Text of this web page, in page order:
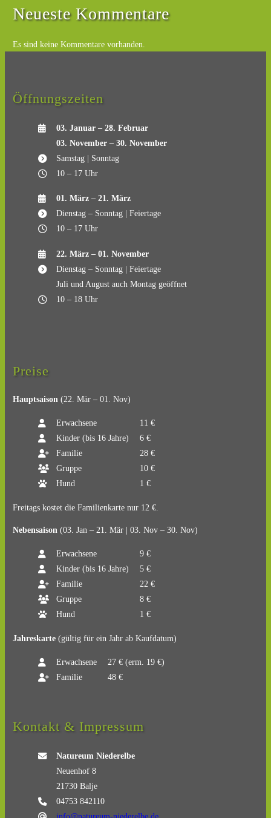
Neueste Kommentare
Es sind keine Kommentare vorhanden.
Öffnungszeiten
03. Januar – 28. Februar
03. November – 30. November
Samstag | Sonntag
10 – 17 Uhr
01. März – 21. März
Dienstag – Sonntag | Feiertage
10 – 17 Uhr
22. März – 01. November
Dienstag – Sonntag | Feiertage
Juli und August auch Montag geöffnet
10 – 18 Uhr
Preise
Hauptsaison(22. Mär – 01. Nov)
Erwachsene
11 €
Kinder (bis 16 Jahre)
6 €
Familie
28 €
Gruppe
10 €
Hund
1 €
Freitags kostet die Familienkarte nur 12 €.
Nebensaison(03. Jan – 21. Mär | 03. Nov – 30. Nov)
Erwachsene
9 €
Kinder (bis 16 Jahre)
5 €
Familie
22 €
Gruppe
8 €
Hund
1 €
Jahreskarte (gültig für ein Jahr ab Kaufdatum)
Erwachsene
27 € (erm. 19 €)
Familie
48 €
Kontakt & Impressum
Natureum Niederelbe
Neuenhof 8
21730 Balje
04753 842110